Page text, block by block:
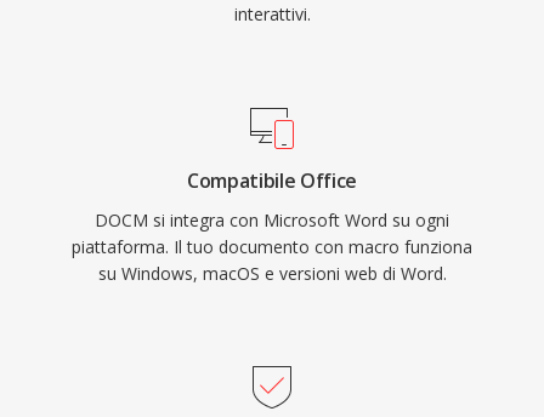
interattivi.
Compatibile Office
DOCM si integra con Microsoft Word su ogni
piattaforma. Il tuo documento con macro funziona
su Windows, macOS e versioni web di Word.